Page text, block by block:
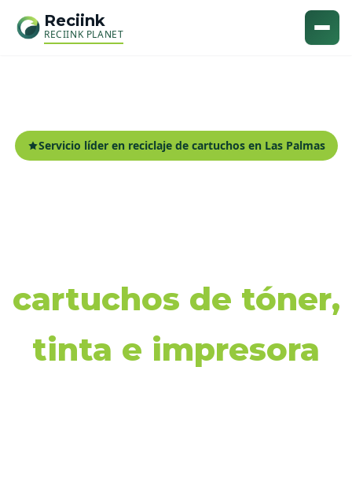
Reciink
RECIINK PLANET
Servicio líder en reciclaje de cartuchos en Las Palmas
cartuchos de tóner,
tinta e impresora